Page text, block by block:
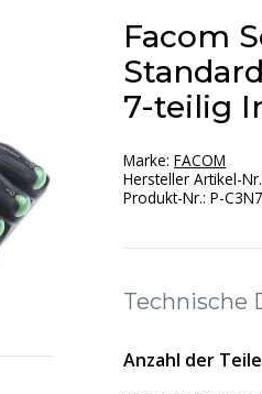
Facom
7-teilig
Marke:FACOM
Hersteller Artikel-Nr.
Produkt-Nr.:P-
Technische
Anzahl der Teile